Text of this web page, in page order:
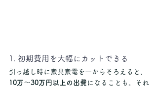
1. 初期費用を大幅にカットできる
引っ越し時に家具家電を一からそろえると、
10万〜30万円以上の出費 になることも。それ